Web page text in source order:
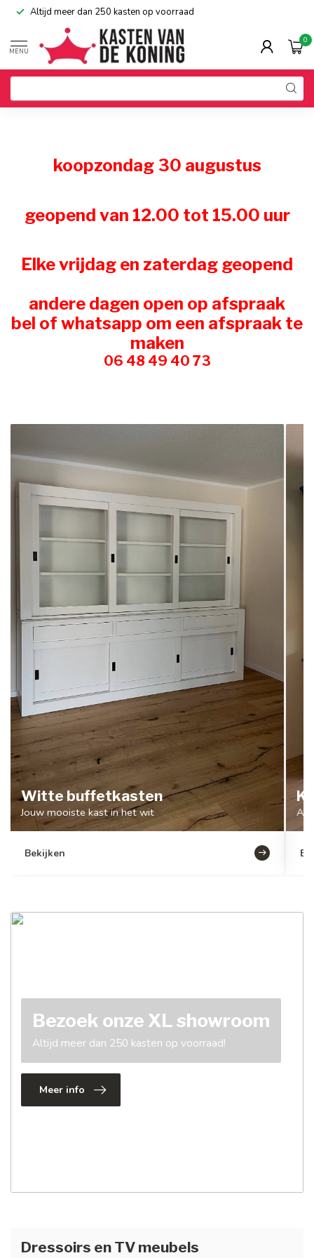
Altijd meer dan 250 kasten op voorraad
MENU
0
koopzondag 30 augustus
geopend van 12.00 tot 15.00 uur
Elke vrijdag en zaterdag geopend
andere dagen open op afspraak
bel of whatsapp om een afspraak te
maken
06 48 49 40 73
Witte buffetkasten
Jouw mooiste kast in het wit
Bekijken
Al
Bezoek onze XL showroom
Altijd meer dan 250 kasten op voorraad!
Meer info
Dressoirs en TV meubels